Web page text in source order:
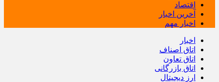
اقتصاد
آخرین اخبار
اخبار مهم
اخبار
اتاق اصناف
اتاق تعاون
اتاق بازرگانی
ارز دیجیتال